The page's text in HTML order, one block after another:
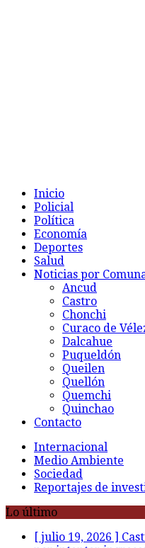
Inicio
Policial
Política
Economía
Deportes
Salud
Noticias por
Ancud
Castro
Chonchi
Curaco de
Dalcahue
Puqueldón
Queilen
Quellón
Quemchi
Quinchao
Contacto
Internacional
Medio Ambiente
Sociedad
Reportajes de
Lo último
[ julio 19, 2026 ]